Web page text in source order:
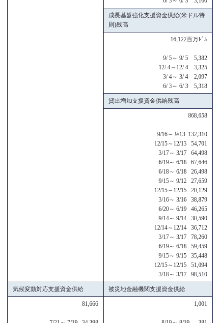
成長基盤強化支援資金供給(米ドル特
則)残高
16,122百万ﾄﾞﾙ
9/ 5～ 9/ 5 5,382
12/ 4～12/ 4 3,325
3/ 4～ 3/ 4 2,097
6/ 3～ 6/ 3 5,318
貸出増加支援資金供給残高
868,658
9/16～ 9/13 132,310
12/15～12/13 54,701
3/17～ 3/17 64,498
6/19～ 6/18 67,646
6/18～ 6/18 26,498
9/15～ 9/12 27,659
12/15～12/15 20,129
3/16～ 3/16 38,879
6/20～ 6/19 46,265
9/14～ 9/14 30,590
12/14～12/14 36,712
3/17～ 3/17 78,260
6/19～ 6/18 59,459
9/15～ 9/15 35,448
12/15～12/15 51,094
3/18～ 3/17 98,510
気候変動対応支援資金供給 被災地金融機関支援資金供給
81,666 1,001